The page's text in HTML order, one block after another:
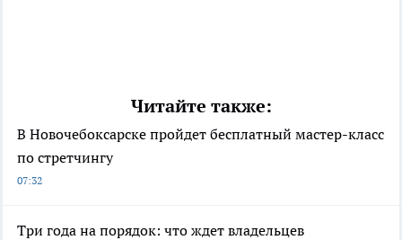
Читайте также:
В Новочебоксарске пройдет бесплатный мастер-класс
по стретчингу
07:32
Три года на порядок: что ждет владельцев